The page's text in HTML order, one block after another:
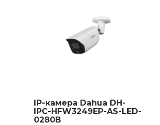
IP-камера Dahua DH-
IPC-HFW3249EP-AS-LED-
0280B